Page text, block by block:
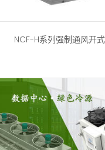
NCF-H系列强制通风开